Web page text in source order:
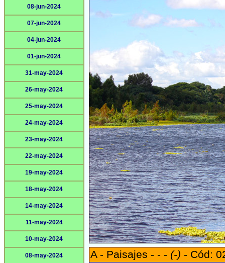
08-jun-2024
07-jun-2024
04-jun-2024
01-jun-2024
31-may-2024
26-may-2024
25-may-2024
24-may-2024
23-may-2024
22-may-2024
19-may-2024
18-may-2024
14-may-2024
11-may-2024
10-may-2024
08-may-2024 A - Paisajes - - - (-) - Cód: